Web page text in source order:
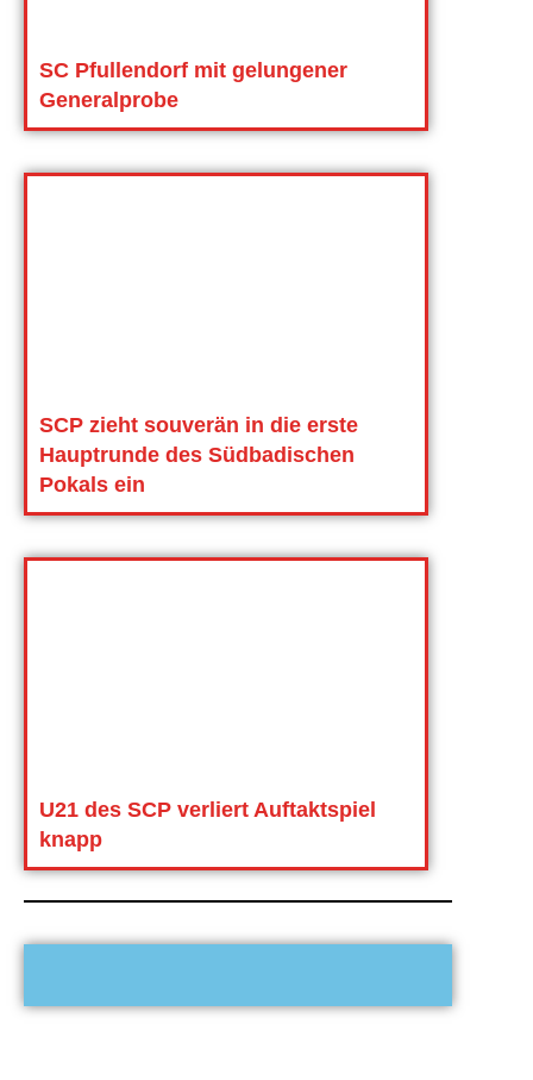
SC Pfullendorf mit gelungener
Generalprobe
SCP zieht souverän in die erste
Hauptrunde des Südbadischen
Pokals ein
U21 des SCP verliert Auftaktspiel
knapp